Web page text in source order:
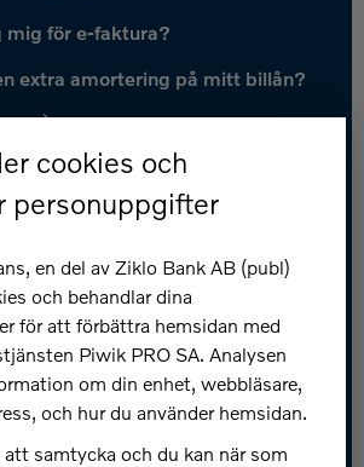
mig för e-faktura?
extra amortering på mitt billån?
cookies och
personuppgifter
en del av Ziklo Bank AB (publ)
och behandlar dina
för att förbättra hemsidan med
Piwik PRO SA. Analysen
om din enhet, webbläsare,
och hur du använder hemsidan.
samtycka och du kan när som